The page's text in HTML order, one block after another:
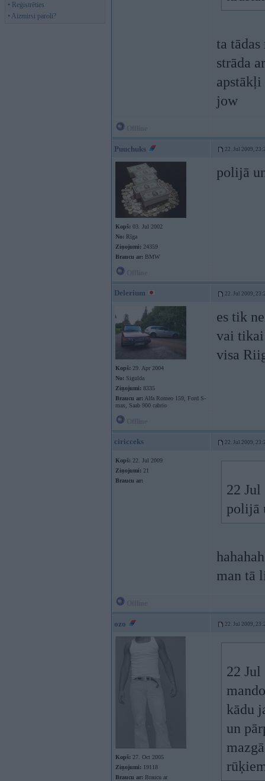
• Reģistrēties
• Aizmirsi paroli?
ta
strāda
apstākļi
jow
Puuchuks 22. Jul 2009,
Kopš: 03. Jul 2002
No: Rīga
Ziņojumi: 24359
Braucu ar: BMW
polijā
Delerium 22. Jul 2009,
Kopš: 29. Apr 2004
No: Sigulda
Ziņojumi: 8335
Braucu ar: Alfa Romeo 159, Ford S-
max, Saab 900 cabrio
es tik
vai tikai
visa
ciricceks 22. Jul 2009,
Kopš: 22. Jul 2009
Ziņojumi: 21
Braucu ar:
22 Jul
polijā
man tā
ozo 22. Jul 2009,
Kopš: 27. Oct 2005
Ziņojumi: 19118
Braucu ar: Braucu ar
22 Jul
kādu
un